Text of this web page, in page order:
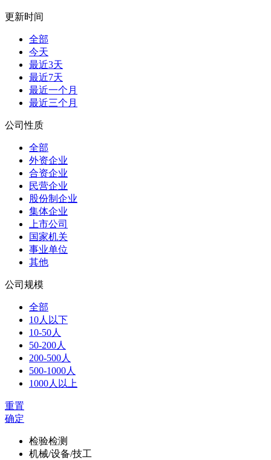
更新时间
全部
今天
最近3天
最近7天
最近一个月
最近三个月
公司性质
全部
外资企业
合资企业
民营企业
股份制企业
集体企业
上市公司
国家机关
事业单位
其他
公司规模
全部
10人以下
10-50人
50-200人
200-500人
500-1000人
1000人以上
重置
确定
检验检测
机械/设备/技工